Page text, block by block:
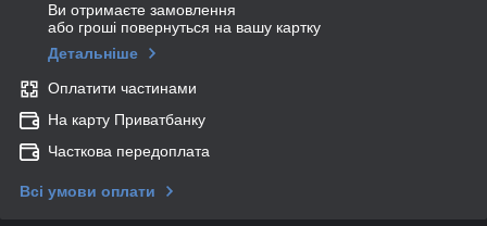
Ви отримаєте замовлення
або гроші повернуться на вашу картку
Детальніше
Оплатити частинами
На карту Приватбанку
Часткова передоплата
Всі умови оплати